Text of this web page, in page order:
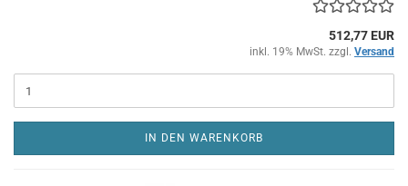
512,77 EUR
inkl. 19% MwSt. zzgl. Versand
IN DEN WARENKORB